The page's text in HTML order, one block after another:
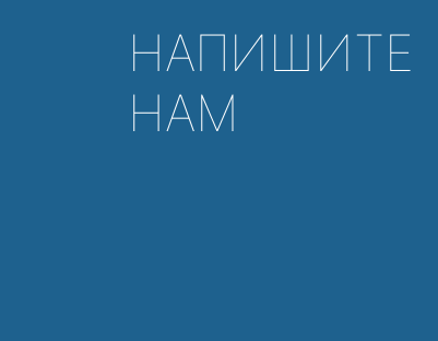
НАПИШИТЕ
НАМ